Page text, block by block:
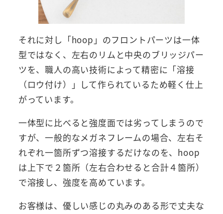
それに対し「hoop」のフロントパーツは一体
型ではなく、左右のリムと中央のブリッジパー
ツを、職人の高い技術によって精密に「溶接
（ロウ付け）」して作られているため軽く仕上
がっています。
一体型に比べると強度面では劣ってしまうので
すが、一般的なメガネフレームの場合、左右そ
れぞれ一箇所ずつ溶接するだけなのを、hoop
は上下で２箇所（左右合わせると合計４箇所）
で溶接し、強度を高めています。
お客様は、優しい感じの丸みのある形で丈夫な